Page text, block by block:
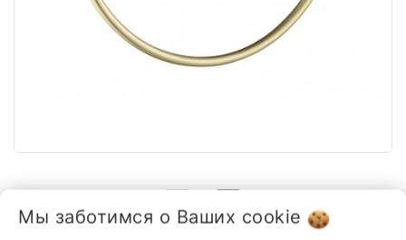
Мы заботимся о Ваших cookie